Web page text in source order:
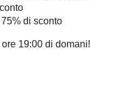
di sconto
19:00 di domani!